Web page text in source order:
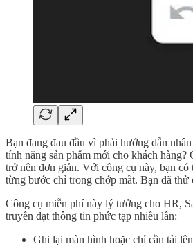
Bạn đang đau đầu vì phải hướng dẫn
tính năng sản phẩm mới cho khách hàng?
trở nên đơn giản. Với công cụ này, bạn có
từng bước chỉ trong chớp mắt. Bạn đã thử
Công cụ miễn phí này lý tưởng cho HR,
truyền đạt thông tin phức tạp nhiều lần:
Ghi lại màn hình hoặc chỉ cần tải